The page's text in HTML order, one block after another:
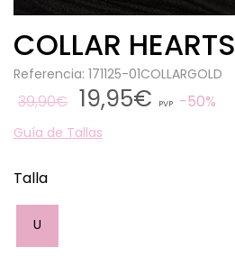
COLLAR HEARTS
Referencia: 171125-01COLLARGOLD
39,90€ 19,95€ PVP 50%
Guía de Tallas
Talla
U